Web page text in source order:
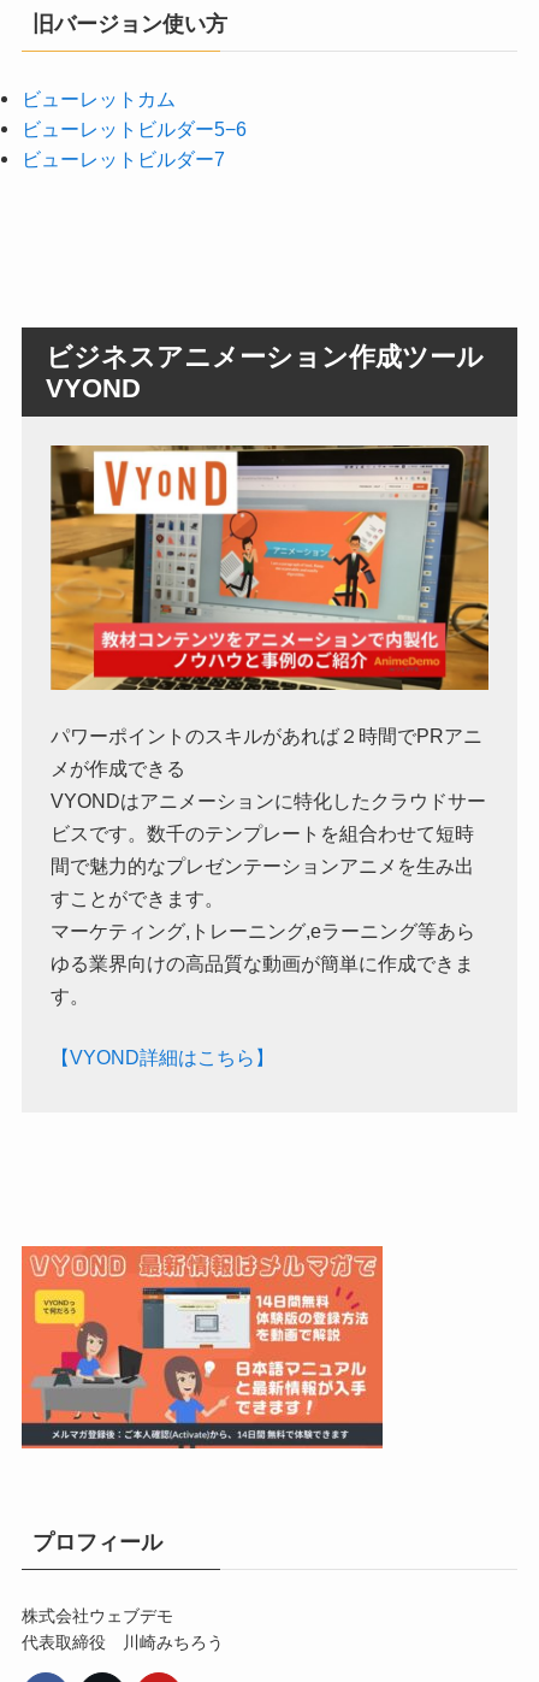
旧バージョン使い方
ビューレットカム
ビューレットビルダー5−6
ビューレットビルダー7
ビジネスアニメーション作成ツール
VYOND
パワーポイントのスキルがあれば２時間でPRアニ
メが作成できる
VYONDはアニメーションに特化したクラウドサー
ビスです。数千のテンプレートを組合わせて短時
間で魅力的なプレゼンテーションアニメを生み出
すことができます。
マーケティング,トレーニング,eラーニング等あら
ゆる業界向けの高品質な動画が簡単に作成できま
す。
【VYOND詳細はこちら】
プロフィール
株式会社ウェブデモ
代表取締役 川崎みちろう